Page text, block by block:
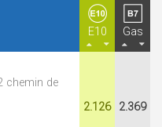
E10 Gas
chemin de
2.126 2.369